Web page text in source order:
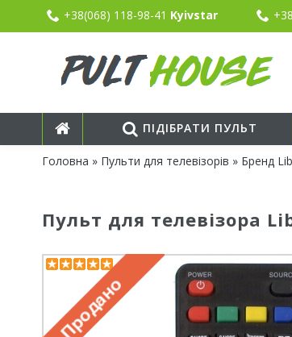
+38(068) 118-98-41 Kyivstar
ПІДІБРАТИ ПУЛЬТ
Головна » Пульти для телевізорів » Бренд
Пульт для телевізора